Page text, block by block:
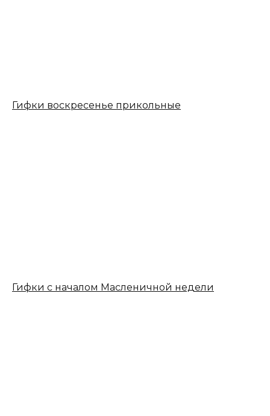
Гифки воскресенье прикольные
Гифки с началом Масленичной недели